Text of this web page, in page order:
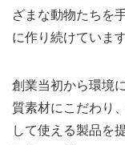
ざまな動物たちを
に作り続けています
創業当初から環境
質素材にこだわり
して使える製品を